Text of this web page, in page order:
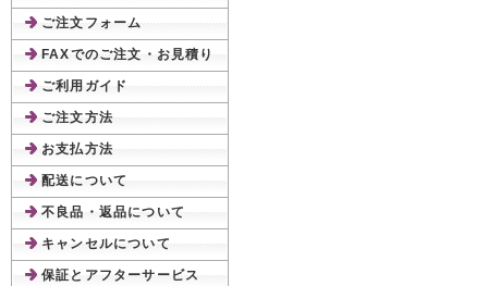
ご注文フォーム
FAXでのご注文・お見積り
ご利用ガイド
ご注文方法
お支払方法
配送について
不良品・返品について
キャンセルについて
保証とアフターサービス